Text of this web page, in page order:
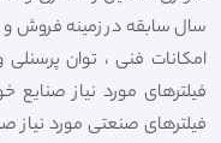
سال سابقه در زمینه فروش و
امکانات فنی ، توان
فیلترهای مورد نیاز
فیلترهای صنعتی مورد نیاز